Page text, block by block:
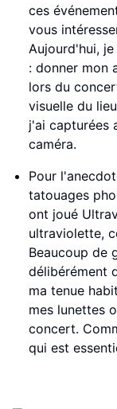
ces
vous
Aujourd'hui,
: donner mon
lors du
visuelle du
j'ai capturées
caméra.
Pour
tatouages
ont joué
ultraviolette,
Beaucoup de
délibérément
ma tenue
mes lunettes
concert.
qui est